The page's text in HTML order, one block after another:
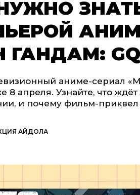
аниме-сериал
8 апреля. Узнайте, что
и почему фильм-приквел
АЙДОЛА